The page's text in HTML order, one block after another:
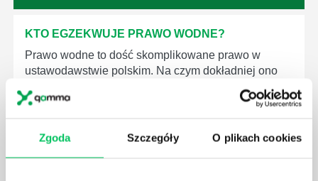
Zgoda Szczegóły O plikach cookies
KTO EGZEKWUJE PRAWO WODNE?
Prawo wodne to dość skomplikowane prawo w
ustawodawstwie polskim. Na czym dokładniej ono
polega? Kogo w zasadzie obowiązuje? Jak wygląda
egzekwowanie prawa wodnego? Na te pytania